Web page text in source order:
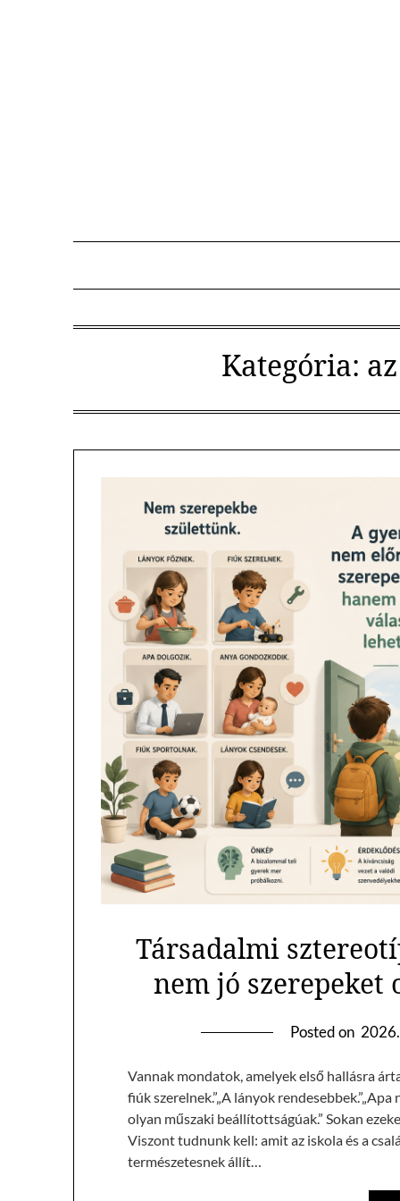
Kategória:
Társadalmi
nem jó szerepeket
Posted on
Vannak mondatok, amelyek első hallásra
fiúk szerelnek.”„A lányok
olyan műszaki beállítottságúak.” Sokan
Viszont tudnunk kell: amit az iskola és a
természetesnek állít…